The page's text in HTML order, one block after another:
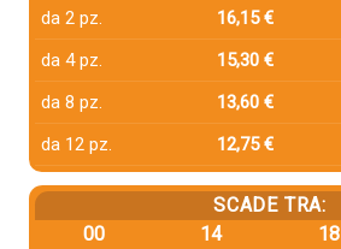
da 2 pz.
16,15 €
da 4 pz.
15,30 €
da 8 pz.
13,60 €
da 12 pz.
12,75 €
SCADE TRA:
00
14
18